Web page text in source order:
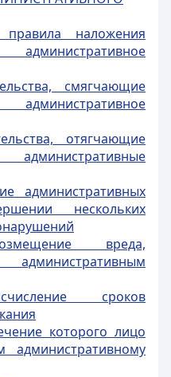
наложения
смягчающие
отягчающие
административных
нескольких
вреда,
сроков
которого лицо
административному